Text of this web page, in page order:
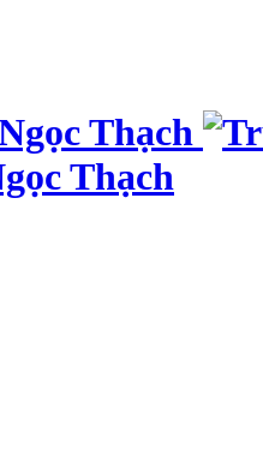
Thạch